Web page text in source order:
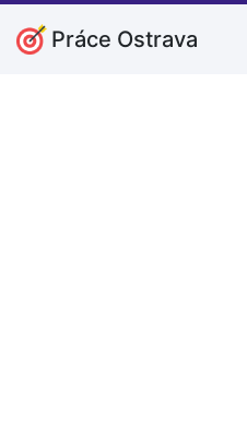
Práce Ostrava